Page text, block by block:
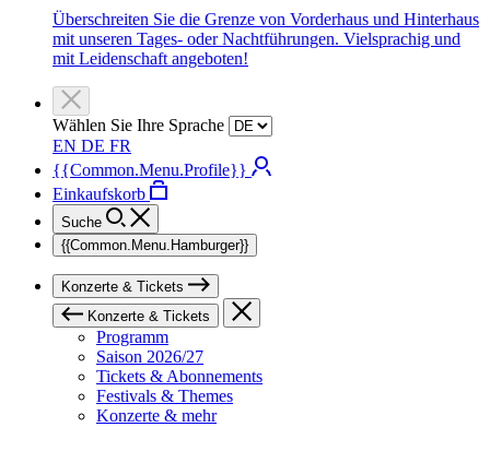
Überschreiten Sie die Grenze von Vorderhaus und Hinterhaus
mit unseren Tages- oder Nachtführungen. Vielsprachig und
mit Leidenschaft angeboten!
Wählen Sie Ihre Sprache
EN DE FR
{{Common.Menu.Profile}}
Einkaufskorb
Suche
{{Common.Menu.Hamburger}}
Konzerte & Tickets
Konzerte & Tickets
Programm
Saison 2026/27
Tickets & Abonnements
Festivals & Themes
Konzerte & mehr